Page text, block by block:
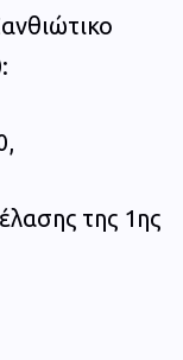
της 1ης